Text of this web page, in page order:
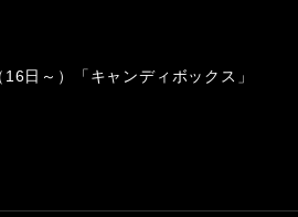
日～）「キャンディボックス」